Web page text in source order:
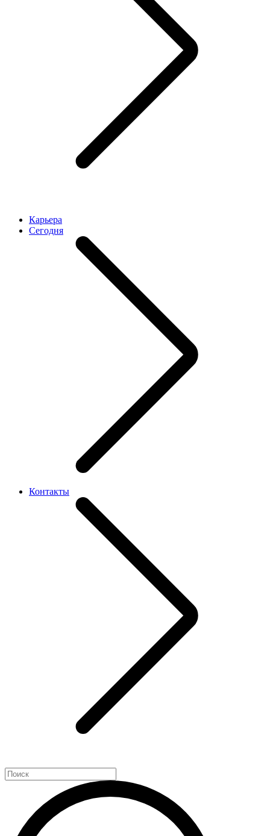
Карьера
Cегодня
Контакты